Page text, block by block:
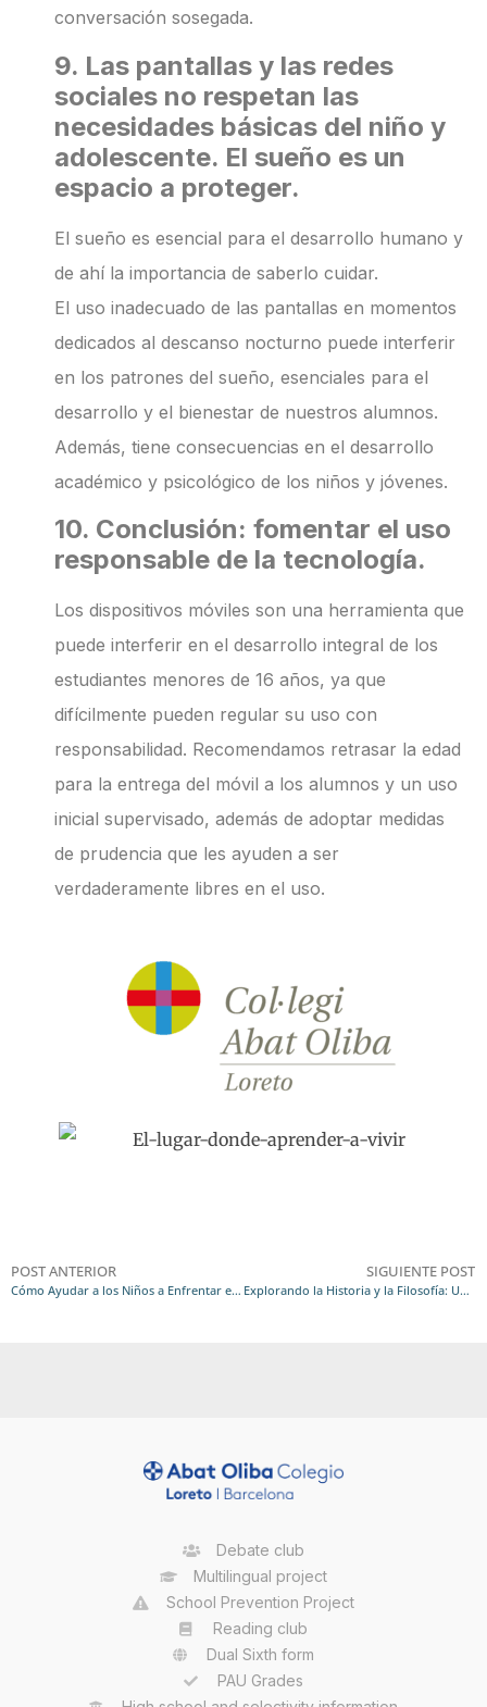
conversación sosegada.
9. Las pantallas y las redes
sociales no respetan las
necesidades básicas del niño y
adolescente. El sueño es un
espacio a proteger.
El sueño es esencial para el desarrollo humano y
de ahí la importancia de saberlo cuidar.
El uso inadecuado de las pantallas en momentos
dedicados al descanso nocturno puede interferir
en los patrones del sueño, esenciales para el
desarrollo y el bienestar de nuestros alumnos.
Además, tiene consecuencias en el desarrollo
académico y psicológico de los niños y jóvenes.
10. Conclusión: fomentar el uso
responsable de la tecnología.
Los dispositivos móviles son una herramienta que
puede interferir en el desarrollo integral de los
estudiantes menores de 16 años, ya que
difícilmente pueden regular su uso con
responsabilidad. Recomendamos retrasar la edad
para la entrega del móvil a los alumnos y un uso
inicial supervisado, además de adoptar medidas
de prudencia que les ayuden a ser
verdaderamente libres en el uso.
POST ANTERIOR
Cómo Ayudar a los Niños a Enfrentar el Miedo: Estrategias Efectivas
SIGUIENTE POST
Explorando la Historia y la Filosofía: Una Reflexión desde el Profesorado del Colegio Abat Oliba
Debate club
Multilingual project
School Prevention Project
Reading club
Dual Sixth form
PAU Grades